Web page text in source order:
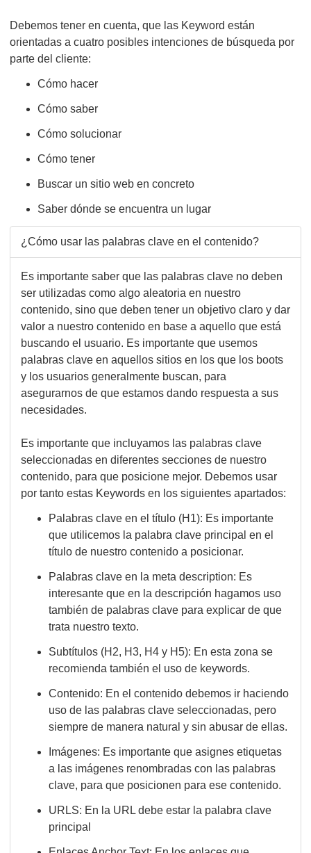
Debemos tener en cuenta, que las Keyword están
orientadas a cuatro posibles intenciones de búsqueda por
parte del cliente:
Cómo hacer
Cómo saber
Cómo solucionar
Cómo tener
Buscar un sitio web en concreto
Saber dónde se encuentra un lugar
¿Cómo usar las palabras clave en el contenido?
Es importante saber que las palabras clave no deben
ser utilizadas como algo aleatoria en nuestro
contenido, sino que deben tener un objetivo claro y dar
valor a nuestro contenido en base a aquello que está
buscando el usuario. Es importante que usemos
palabras clave en aquellos sitios en los que los boots
y los usuarios generalmente buscan, para
asegurarnos de que estamos dando respuesta a sus
necesidades.
Es importante que incluyamos las palabras clave
seleccionadas en diferentes secciones de nuestro
contenido, para que posicione mejor. Debemos usar
por tanto estas Keywords en los siguientes apartados:
Palabras clave en el título (H1): Es importante
que utilicemos la palabra clave principal en el
título de nuestro contenido a posicionar.
Palabras clave en la meta description: Es
interesante que en la descripción hagamos uso
también de palabras clave para explicar de que
trata nuestro texto.
Subtítulos (H2, H3, H4 y H5): En esta zona se
recomienda también el uso de keywords.
Contenido: En el contenido debemos ir haciendo
uso de las palabras clave seleccionadas, pero
siempre de manera natural y sin abusar de ellas.
Imágenes: Es importante que asignes etiquetas
a las imágenes renombradas con las palabras
clave, para que posicionen para ese contenido.
URLS: En la URL debe estar la palabra clave
principal